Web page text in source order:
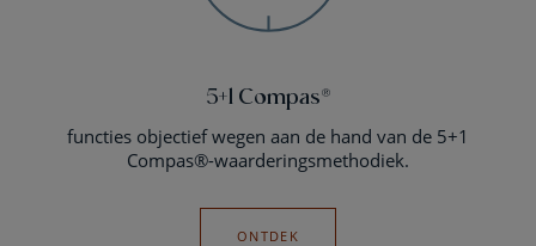
5+1 Compas®
functies objectief wegen aan de hand van de 5+1
Compas®-waarderingsmethodiek.
ONTDEK